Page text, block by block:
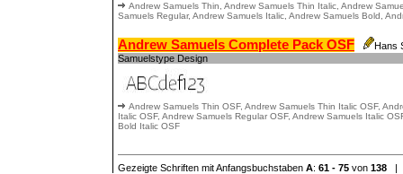
Andrew Samuels Thin, Andrew Samuels Thin Italic, Andrew
Samuels Regular, Andrew Samuels Italic, Andrew Samuels Bold,
Andrew Samuels Complete Pack OSF
Hans
Samuelstype Design
Andrew Samuels Thin OSF, Andrew Samuels Thin Italic OSF,
Italic OSF, Andrew Samuels Regular OSF, Andrew Samuels Italic
Bold Italic OSF
Gezeigte Schriften mit Anfangsbuchstaben A: 61 - 75 von 138 |